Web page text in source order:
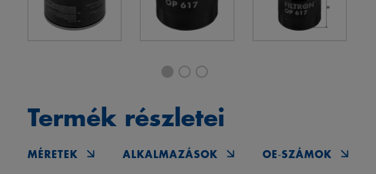
Termék részletei
MÉRETEK ALKALMAZÁSOK OE‑SZÁMOK